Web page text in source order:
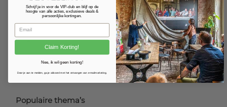
Fotoposter
Foto verlijmd op dibond
Foto op plexibond
Fineart prints
Foto op forex
Populaire thema’s
Schrijf je in voor de VIP-club en blijf op de
hoogte van alle acties, exclusieve deals &
persoonlijke kortingen.
Claim Korting!
Nee, ik wil geen korting!
Door je aan te melden, ga je akkoord met het ontvangen van e-mailmarketing.